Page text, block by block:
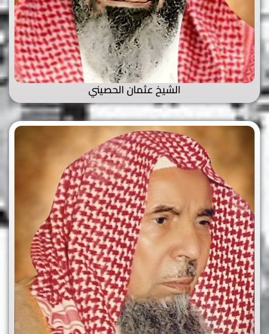
الشيخ عثمان الحصيني